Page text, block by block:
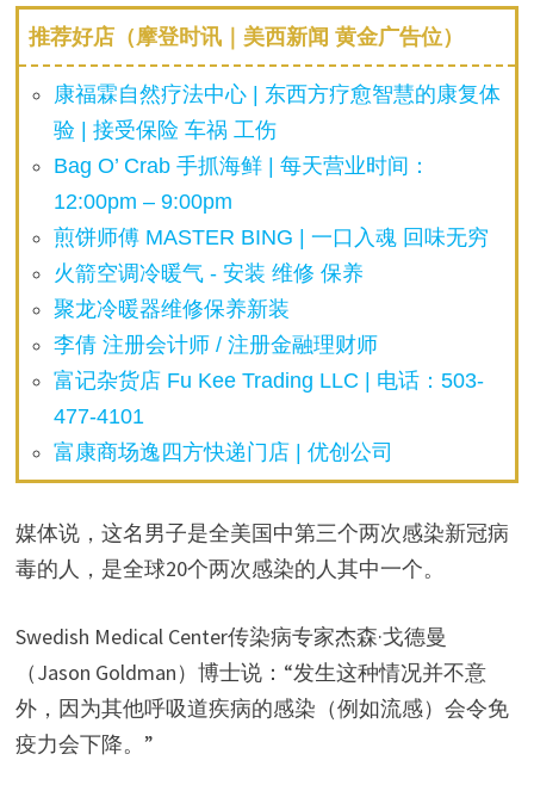
推荐好店（摩登时讯｜美西新闻 黄金广告位）
康福霖自然疗法中心 | 东西方疗愈智慧的康复体
验 | 接受保险 车祸 工伤
Bag O’ Crab 手抓海鲜 | 每天营业时间：
12:00pm – 9:00pm
煎饼师傅 MASTER BING | 一口入魂 回味无穷
火箭空调冷暖气 - 安装 维修 保养
聚龙冷暖器维修保养新装
李倩 注册会计师 / 注册金融理财师
富记杂货店 Fu Kee Trading LLC | 电话：503-
477-4101
富康商场逸四方快递门店 | 优创公司
媒体说，这名男子是全美国中第三个两次感染新冠病
毒的人，是全球20个两次感染的人其中一个。
Swedish Medical Center传染病专家杰森·戈德曼
（Jason Goldman）博士说：“发生这种情况并不意
外，因为其他呼吸道疾病的感染（例如流感）会令免
疫力会下降。”